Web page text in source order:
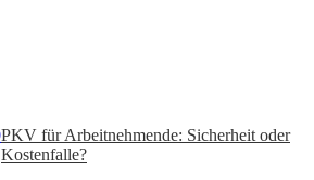
PKV für Arbeitnehmende: Sicherheit oder
Kostenfalle?